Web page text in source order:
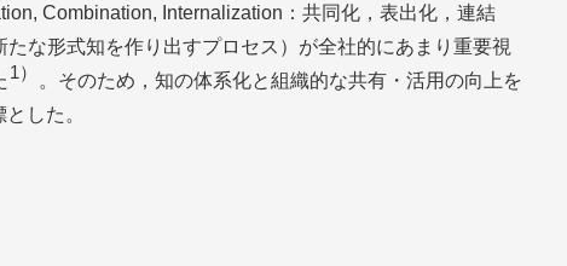
Combination, Internalization：共同化，表出化，連結
な形式知を作り出すプロセス）が全社的にあまり重要視
1）
。そのため，知の体系化と組織的な共有・活用の向上を
した。